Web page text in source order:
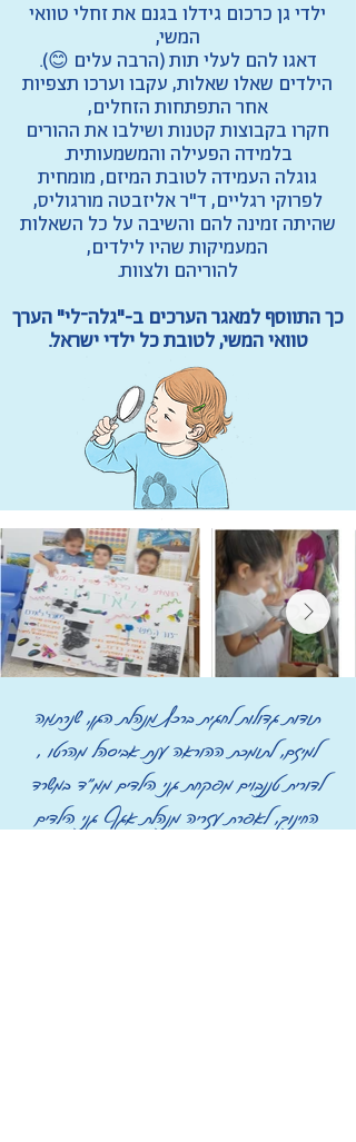
ילדי גן כרכום גידלו בגנם את זחלי טוואי
המשי,
דאגו להם לעלי תות (הרבה עלים 😊).
הילדים שאלו שאלות, עקבו וערכו תצפיות
אחר התפתחות הזחלים,
חקרו בקבוצות קטנות ושילבו את ההורים
בלמידה הפעילה והמשמעותית.
גוגלה העמידה לטובת המיזם, מומחית
לפרוקי רגליים, ד"ר אליזבטה מורגוליס,
שהיתה זמינה להם והשיבה על כל השאלות
המעמיקות שהיו לילדים,
להוריהם ולצוות​.
כך התווסף למאגר הערכים ב-"גלה־לי" הערך
טוואי המשי, לטובת כל ילדי ישראל.
תודות גדולות לחגית ברכץ מנהלת הגן, שנרתמה
למיזם, לתומכת ההוראה ענת אביסהל מהרטו ,
לדורית טננבוים מפקחת גני הילדים ממ"ד במשרד
החינוך, לאפרת עזריה מנהלת אגף גני הילדים